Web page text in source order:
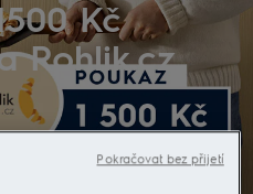
Kč
Rohlik.cz
Pokračovat bez přijetí